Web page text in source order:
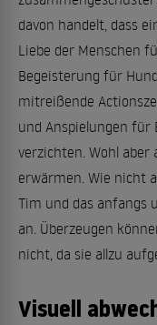
davon handelt, dass
Liebe der Menschen
Begeisterung für
mitreißende
und Anspielungen für
verzichten. Wohl aber
erwärmen. Wie nicht
Tim und das anfangs
an. Überzeugen
nicht, da sie allzu
Visuell